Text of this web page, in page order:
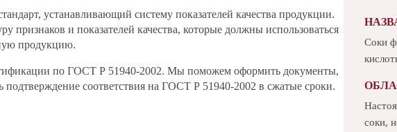
устанавливающий систему показателей качества продукции.
признаков и показателей качества, которые должны использоваться
продукцию.
по ГОСТ Р 51940-2002. Мы поможем оформить документы,
соответствия на ГОСТ Р 51940-2002 в сжатые сроки.
Соки
соки,